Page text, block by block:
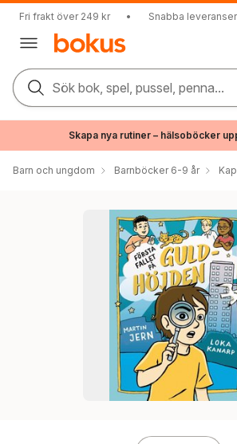
Fri frakt över 249 kr • Snabba leveranser
Sök bok, spel, pussel, penna...
Skapa nya rutiner – hälsoböcker
Barn och ungdom Barnböcker 6-9 år